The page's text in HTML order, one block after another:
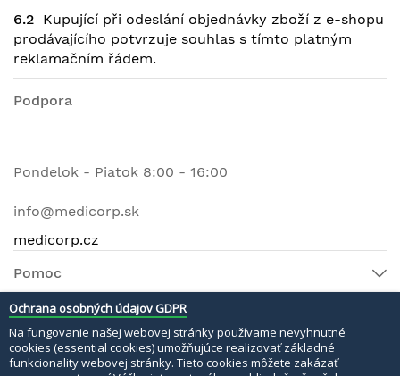
6.2 Kupující při odeslání objednávky zboží z e-shopu
prodávajícího potvrzuje souhlas s tímto platným
reklamačním řádem.
Podpora
Pondelok - Piatok 8:00 - 16:00
info@medicorp.sk
medicorp.cz
Pomoc
© 2022 MEDI MATERI s.r.o. Všetky práva vyhradené.
Bezpečné platby:
Ochrana osobných údajov GDPR
Na fungovanie našej webovej stránky používame nevyhnutné
cookies (essential cookies) umožňujúce realizovať základné
funkcionality webovej stránky. Tieto cookies môžete zakázať